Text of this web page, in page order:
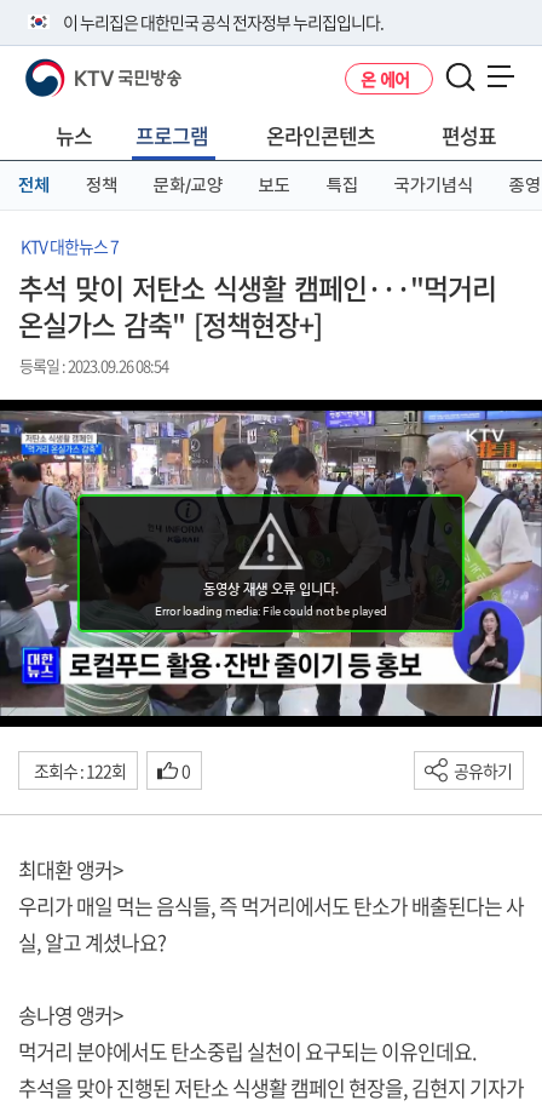
이 누리집은 대한민국 공식 전자정부 누리집입니다.
공식 누리집 주소 확인하기
니다.
이밖에 or.kr 또는 .kr등 다른 도메인 주소를 사용하고 있다면 아래 URL에
서 도메인 주소를 확인해 보세요
KTV 국민방송 온 에어
뉴스 프로그램 온라인콘텐츠 편성표
전체 정책 문화/교양 보도 특집 국가기념식 종영
KTV 대한뉴스 7
추석 맞이 저탄소 식생활 캠페인···"먹거리
온실가스 감축" [정책현장+]
등록일 : 2023.09.26 08:54
조회수 : 122회 0 공유하기
최대환 앵커>
우리가 매일 먹는 음식들, 즉 먹거리에서도 탄소가 배출된다는 사
실, 알고 계셨나요?
송나영 앵커>
먹거리 분야에서도 탄소중립 실천이 요구되는 이유인데요.
추석을 맞아 진행된 저탄소 식생활 캠페인 현장을, 김현지 기자가